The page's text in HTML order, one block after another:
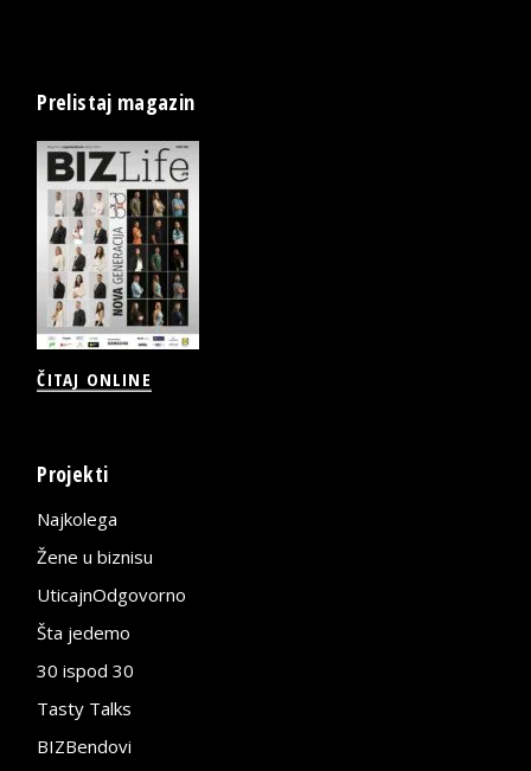
Prelistaj magazin
ČITAJ ONLINE
Projekti
Najkolega
Žene u biznisu
UticajnOdgovorno
Šta jedemo
30 ispod 30
Tasty Talks
BIZBendovi